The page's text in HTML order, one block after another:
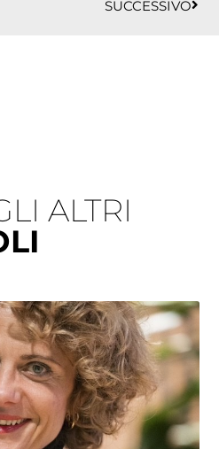
SUCCESSIVO
ALTRI
Pagina
PaginaPagina